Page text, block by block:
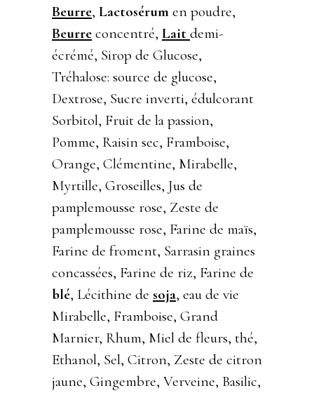
Beurre, Lactosérum en poudre,
Beurre concentré, Lait demi-
écrémé, Sirop de Glucose,
Tréhalose: source de glucose,
Dextrose, Sucre inverti, édulcorant
Sorbitol, Fruit de la passion,
Pomme, Raisin sec, Framboise,
Orange, Clémentine, Mirabelle,
Myrtille, Groseilles, Jus de
pamplemousse rose, Zeste de
pamplemousse rose, Farine de maïs,
Farine de froment, Sarrasin graines
concassées, Farine de riz, Farine de
blé, Lécithine de soja, eau de vie
Mirabelle, Framboise, Grand
Marnier, Rhum, Miel de fleurs, thé,
Ethanol, Sel, Citron, Zeste de citron
jaune, Gingembre, Verveine, Basilic,